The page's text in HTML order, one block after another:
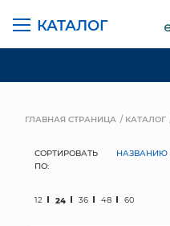
КАТАЛОГ
ГЛАВНАЯ СТРАНИЦА КАТАЛОГ
СОРТИРОВАТЬ
ПО:
НАЗВАНИЮ
12 24 36 48 60